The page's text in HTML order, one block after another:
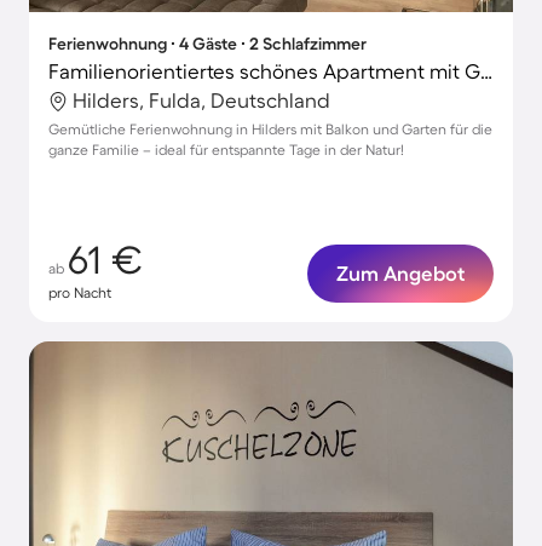
Ferienwohnung ∙ 4 Gäste ∙ 2 Schlafzimmer
Familienorientiertes schönes Apartment mit Garten, Grill und Terrasse | Gartenblick
Hilders, Fulda, Deutschland
Gemütliche Ferienwohnung in Hilders mit Balkon und Garten für die
ganze Familie – ideal für entspannte Tage in der Natur!
ab 61 €
pro Nacht
Zum Angebot